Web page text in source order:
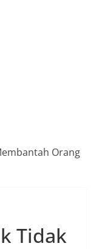
Orang
Tidak